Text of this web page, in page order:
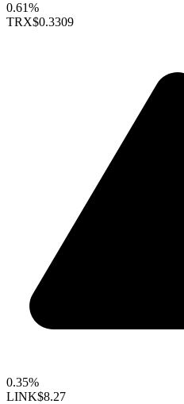
0.61%
TRX$0.3309
0.35%
LINK$8.27